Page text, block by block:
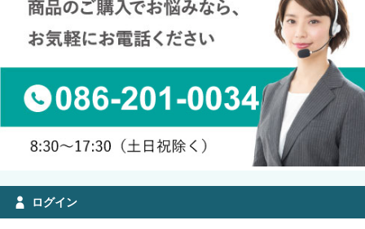
ログイン